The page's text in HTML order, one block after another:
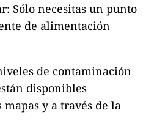
Sólo necesitas un punto
de alimentación
de contaminación
disponibles
y a través de la